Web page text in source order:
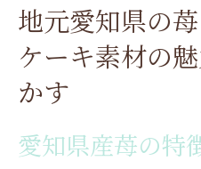
地元愛知県の
ケーキ素材の
かす
愛知県産苺の特